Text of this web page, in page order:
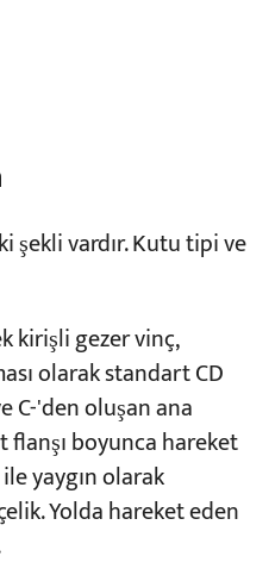
şekli vardır. Kutu tipi ve
kirişli gezer vinç,
olarak standart CD
C-'den oluşan ana
boyunca hareket
yaygın olarak
Yolda hareket eden